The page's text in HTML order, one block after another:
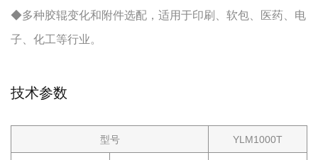
◆多种胶辊变化和附件选配，适用于印刷、软包、医药、电
子、化工等行业。
技术参数
型号 YLM1000T